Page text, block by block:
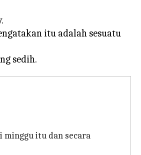
itu adalah sesuatu
itu dan secara